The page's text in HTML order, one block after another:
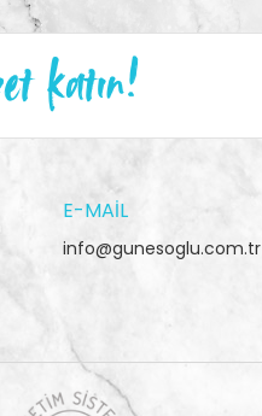
katın!
E-MAIL
info@gunesoglu.com.tr